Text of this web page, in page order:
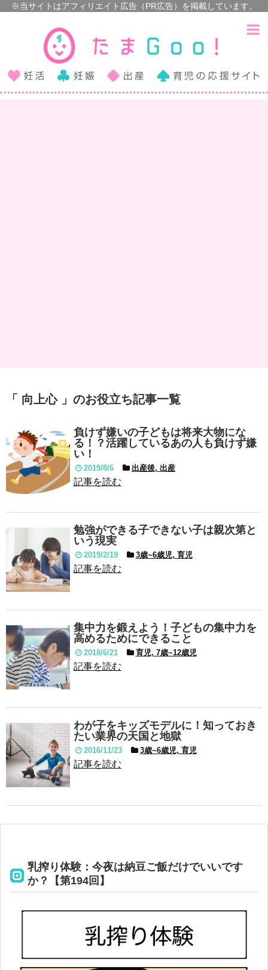
「 向上心 」のお役立ち記事一覧
負けず嫌いの子どもは将来大物にな
る！？活躍しているあの人も負けず嫌
い！
2019/8/6 出産後, 出産
記事を読む
勉強ができる子できない子は親次第と
いう現実
2019/2/19 3歳~6歳児, 育児
記事を読む
集中力を鍛えよう！子どもの集中力を
高めるためにできること
2018/6/21 育児, 7歳~12歳児
記事を読む
わが子をキッズモデルに！知っておき
たい業界の天国と地獄
2016/11/23 3歳~6歳児, 育児
記事を読む
乳搾り体験：今夜は納豆ご飯だけでいいです
か？【第194回】